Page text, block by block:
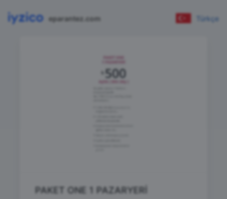
eparantez.com Türkçe
PAKET ONE 1 PAZARYERİ